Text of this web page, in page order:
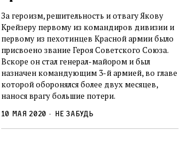
За героизм, решительность и отвагу Якову
Крейзеру первому из командиров дивизии и
первому из пехотинцев Красной армии было
присвоено звание Героя Советского Союза.
Вскоре он стал генерал-майором и был
назначен командующим 3-й армией, во главе
которой оборонялся более двух месяцев,
нанося врагу большие потери.
10 мая 2020 Не забудь